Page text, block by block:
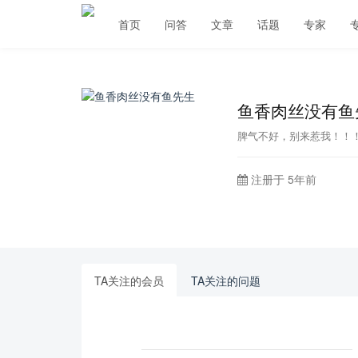
首页 问答 文章 话题 专家
鱼香肉丝没有
脾气不好，别来惹我！！！
注册于 5年前
TA关注的会员 TA关注的问题